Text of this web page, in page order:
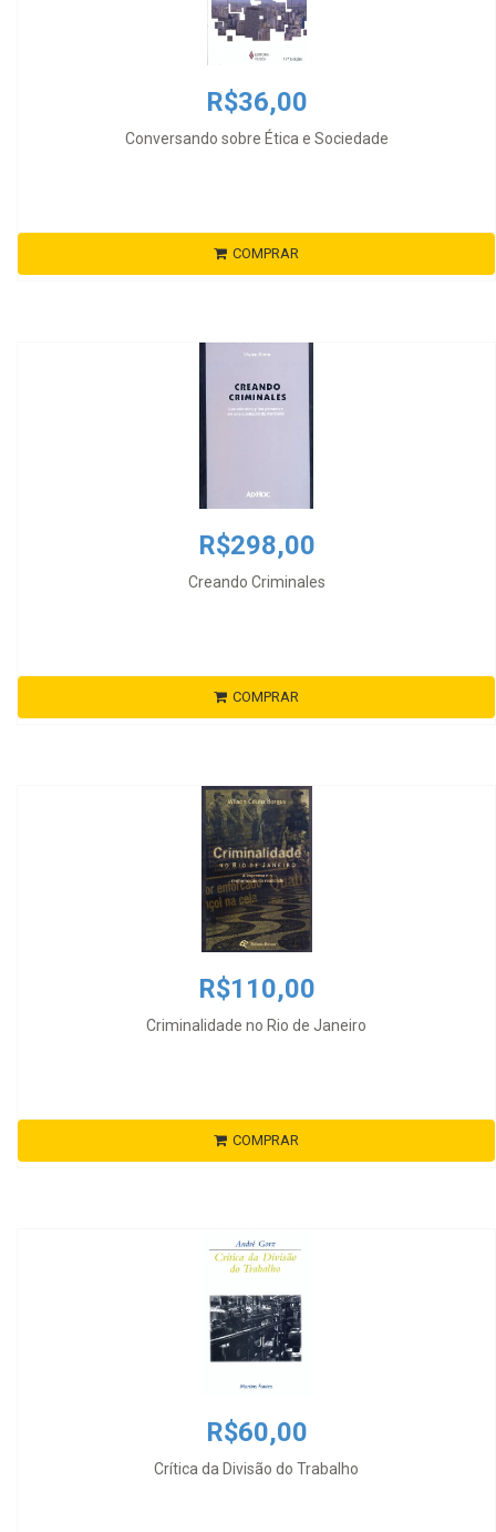
R$36,00
Conversando sobre Ética e Sociedade
COMPRAR
R$298,00
Creando Criminales
COMPRAR
R$110,00
Criminalidade no Rio de Janeiro
COMPRAR
R$60,00
Crítica da Divisão do Trabalho